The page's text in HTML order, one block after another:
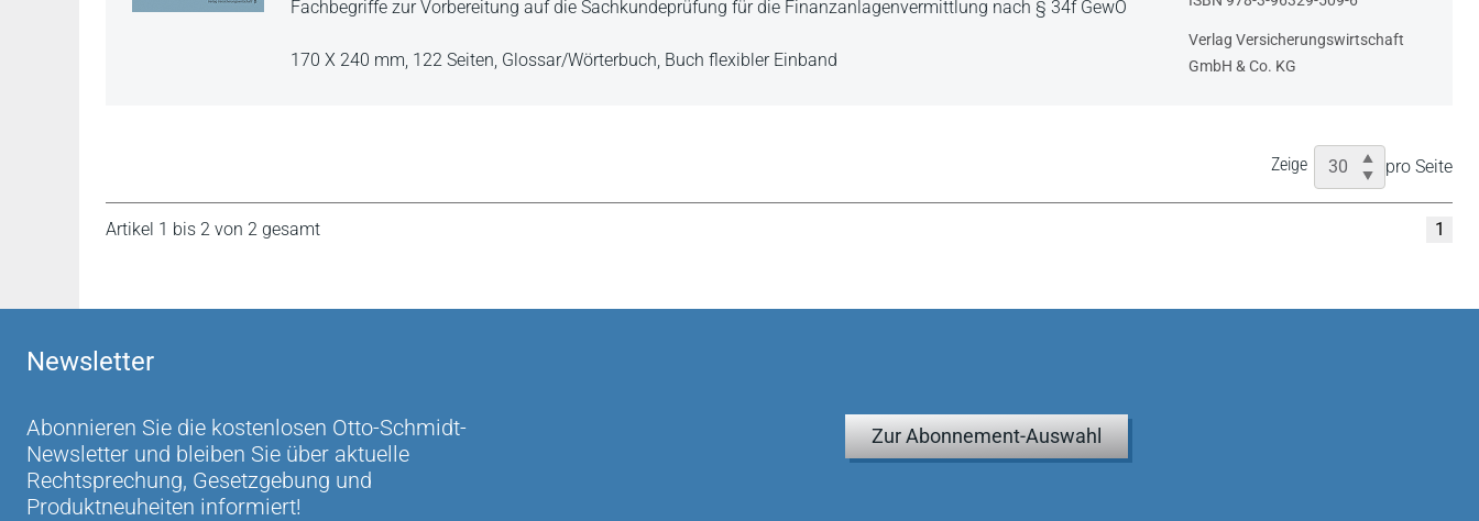
Fachbegriffe zur Vorbereitung auf die Sachkundeprüfung für die Finanzanlagenvermittlung nach § 34f GewO
170 X 240 mm, 122 Seiten, Glossar/Wörterbuch, Buch flexibler Einband
Verlag Versicherungswirtschaft
GmbH & Co. KG
Zeige pro Seite
Artikel 1 bis 2 von 2 gesamt 1
Newsletter
Abonnieren Sie die kostenlosen Otto-Schmidt-
Newsletter und bleiben Sie über aktuelle
Rechtsprechung, Gesetzgebung und
Produktneuheiten informiert!
Zur Abonnement-Auswahl